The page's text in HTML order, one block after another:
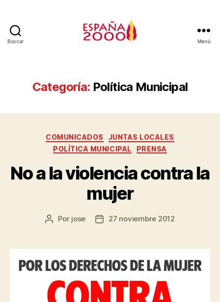
Buscar Menú
Categoría: Política Municipal
COMUNICADOS
JUNTAS LOCALES
POLÍTICA MUNICIPAL
PRENSA
No a la violencia contra la
mujer
Por jose 27 noviembre 2012